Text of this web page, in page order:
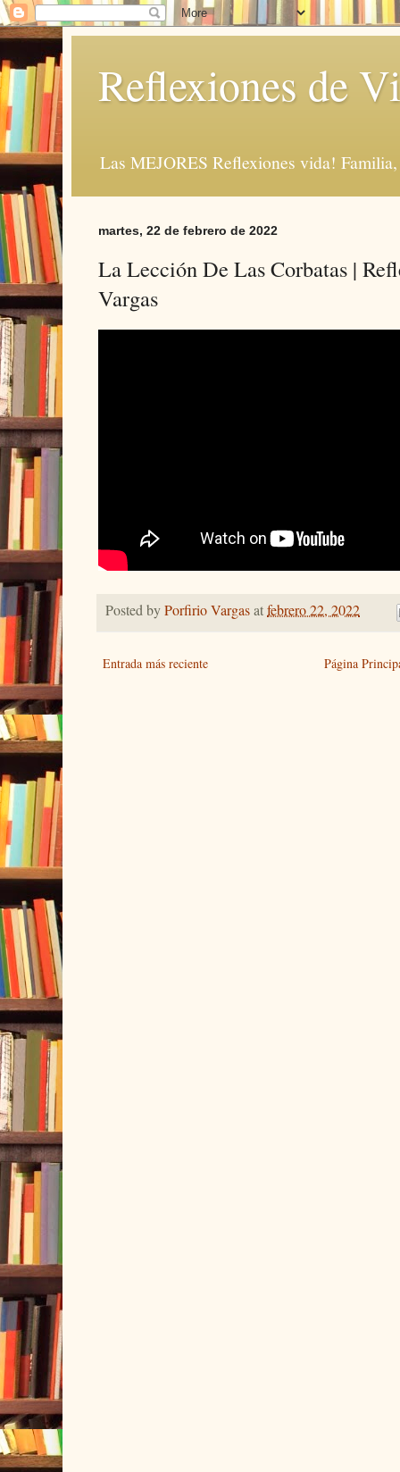
Reflexiones de
Las MEJORES Reflexiones vida!
martes, 22 de febrero de 2022
La Lección De Las Corbatas |
Vargas
Posted byPorfirio Vargasatfebrero 22, 2022
Entrada más reciente Página